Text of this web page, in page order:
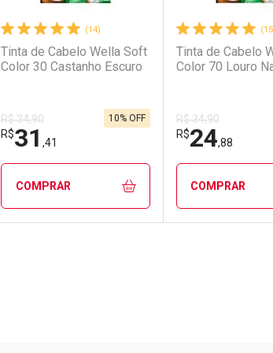
(14)
Tinta de Cabelo Wella Soft
Color 30 Castanho Escuro
R$ 34,90
R$31 ,41
10% OFF
COMPRAR
Tinta de Cabelo
Color 70 Louro
R$ 34,90
R$24,88
COMPRAR